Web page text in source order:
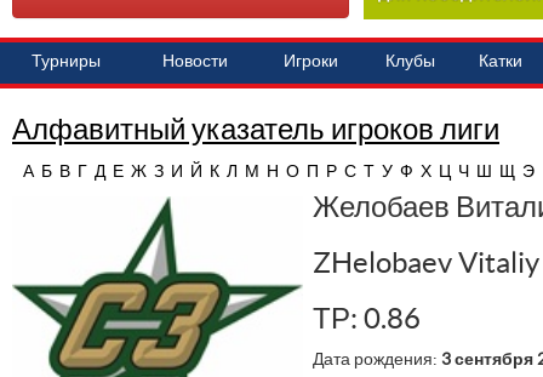
Турниры Новости Игроки Клубы Катки
Алфавитный указатель игроков лиги
А Б В Г Д Е Ж З И Й К Л М Н О П Р С Т У Ф Х Ц Ч Ш Щ Э
Желобаев
ZHelobaev Vitaliy
ТР: 0.86
Дата рождения: 3 сентября